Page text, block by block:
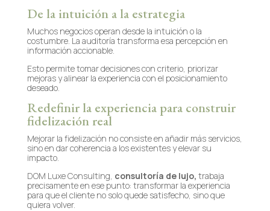
De la intuición a la estrategia
Muchos negocios operan desde la intuición o la
costumbre. La auditoría transforma esa percepción en
información accionable.
Esto permite tomar decisiones con criterio, priorizar
mejoras y alinear la experiencia con el posicionamiento
deseado.
Redefinir la experiencia para construir
fidelización real
Mejorar la fidelización no consiste en añadir más servicios,
sino en dar coherencia a los existentes y elevar su
impacto.
DOM Luxe Consulting, consultoría de lujo, trabaja
precisamente en ese punto: transformar la experiencia
para que el cliente no solo quede satisfecho, sino que
quiera volver.